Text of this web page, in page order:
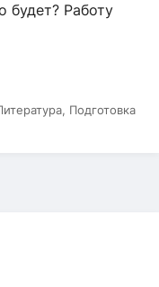
будет? Работу
Подготовка